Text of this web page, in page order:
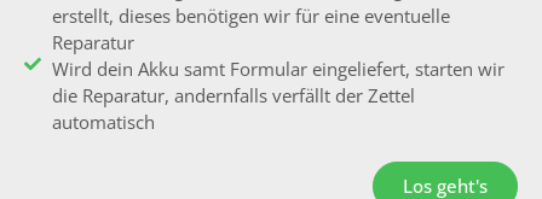
erstellt, dieses benötigen wir für eine eventuelle
Reparatur
Wird dein Akku samt Formular eingeliefert, starten wir
die Reparatur, andernfalls verfällt der Zettel
automatisch
Los geht's